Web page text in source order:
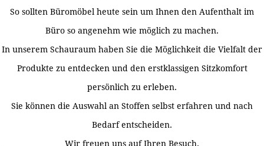
So sollten Büromöbel heute sein um Ihnen den Aufenthalt im
Büro so angenehm wie möglich zu machen.
In unserem Schauraum haben Sie die Möglichkeit die Vielfalt der
Produkte zu entdecken und den erstklassigen Sitzkomfort
persönlich zu erleben.
Sie können die Auswahl an Stoffen selbst erfahren und nach
Bedarf entscheiden.
Wir freuen uns auf Ihren Besuch.